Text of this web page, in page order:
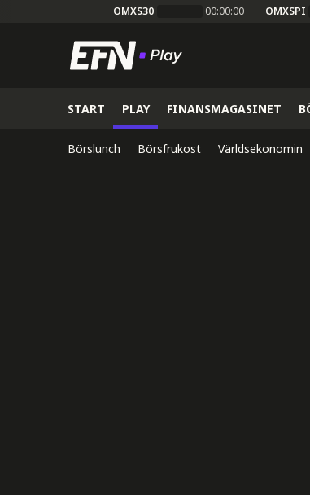
OMXS30 00:00:00 OMXSPI
START PLAY FINANSMAGASINET
Börslunch Börsfrukost Världsekonomin